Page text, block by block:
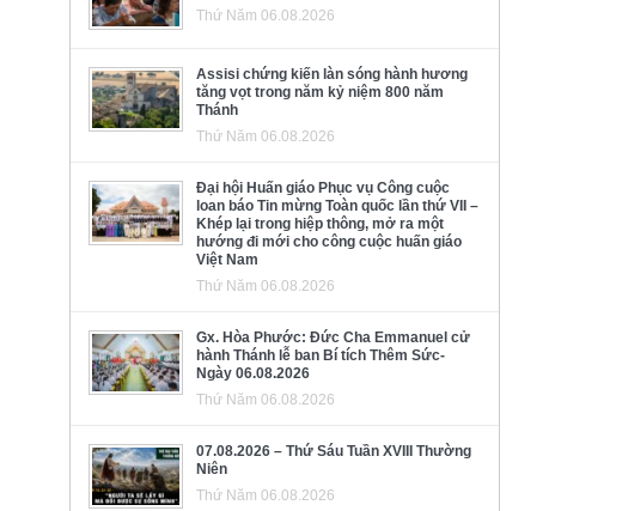
Thứ Năm 06.08.2026
Assisi chứng kiến làn sóng hành hương
tăng vọt trong năm kỷ niệm 800 năm
Thánh
Thứ Năm 06.08.2026
Đại hội Huấn giáo Phục vụ Công cuộc
loan báo Tin mừng Toàn quốc lần thứ VII –
Khép lại trong hiệp thông, mở ra một
hướng đi mới cho công cuộc huấn giáo
Việt Nam
Thứ Năm 06.08.2026
Gx. Hòa Phước: Đức Cha Emmanuel cử
hành Thánh lễ ban Bí tích Thêm Sức-
Ngày 06.08.2026
Thứ Năm 06.08.2026
07.08.2026 – Thứ Sáu Tuần XVIII Thường
Niên
Thứ Năm 06.08.2026